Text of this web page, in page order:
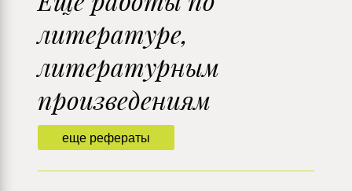
еще рефераты
литературе,
литературным
произведениям